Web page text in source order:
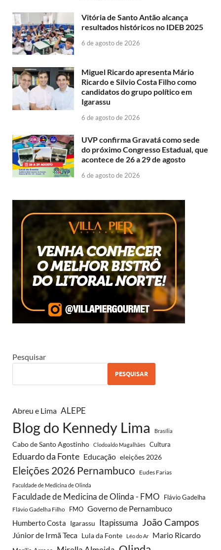
Vitória de Santo Antão alcança
resultados históricos no IDEB 2025
6 de agosto de 2026
Miguel Ricardo apresenta Mário
Ricardo e Silvio Costa Filho como
candidatos do grupo político em
Igarassu
6 de agosto de 2026
UVP confirma Gravatá como sede
do próximo Congresso Estadual, que
acontece de 26 a 29 de agosto
6 de agosto de 2026
Pesquisar
PESQUISAR
Abreu e Lima ALEPE
Blog do Kennedy Lima Brasília
Cabo de Santo Agostinho Clodoaldo Magalhães Cultura
Eduardo da Fonte Educação eleições 2026
Eleições 2026 Pernambuco Eudes Farias
Faculdade de Medicina de Olinda
Faculdade de Medicina de Olinda - FMO Flávio Gadelha
Flávio Gadelha Filho FMO Governo de Pernambuco
Humberto Costa Igarassu Itapissuma João Campos
Júnior de Irmã Teca Lula da Fonte Léo do Ar Mario Ricardo